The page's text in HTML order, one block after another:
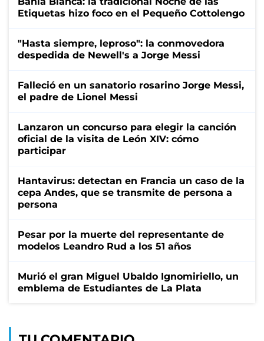
Etiquetas hizo foco en el Pequeño Cottolengo
"Hasta siempre, leproso": la conmovedora
despedida de Newell's a Jorge Messi
Falleció en un sanatorio rosarino Jorge Messi,
el padre de Lionel Messi
Lanzaron un concurso para elegir la canción
oficial de la visita de León XIV: cómo
participar
Hantavirus: detectan en Francia un caso de la
cepa Andes, que se transmite de persona a
persona
Pesar por la muerte del representante de
modelos Leandro Rud a los 51 años
Murió el gran Miguel Ubaldo Ignomiriello, un
emblema de Estudiantes de La Plata